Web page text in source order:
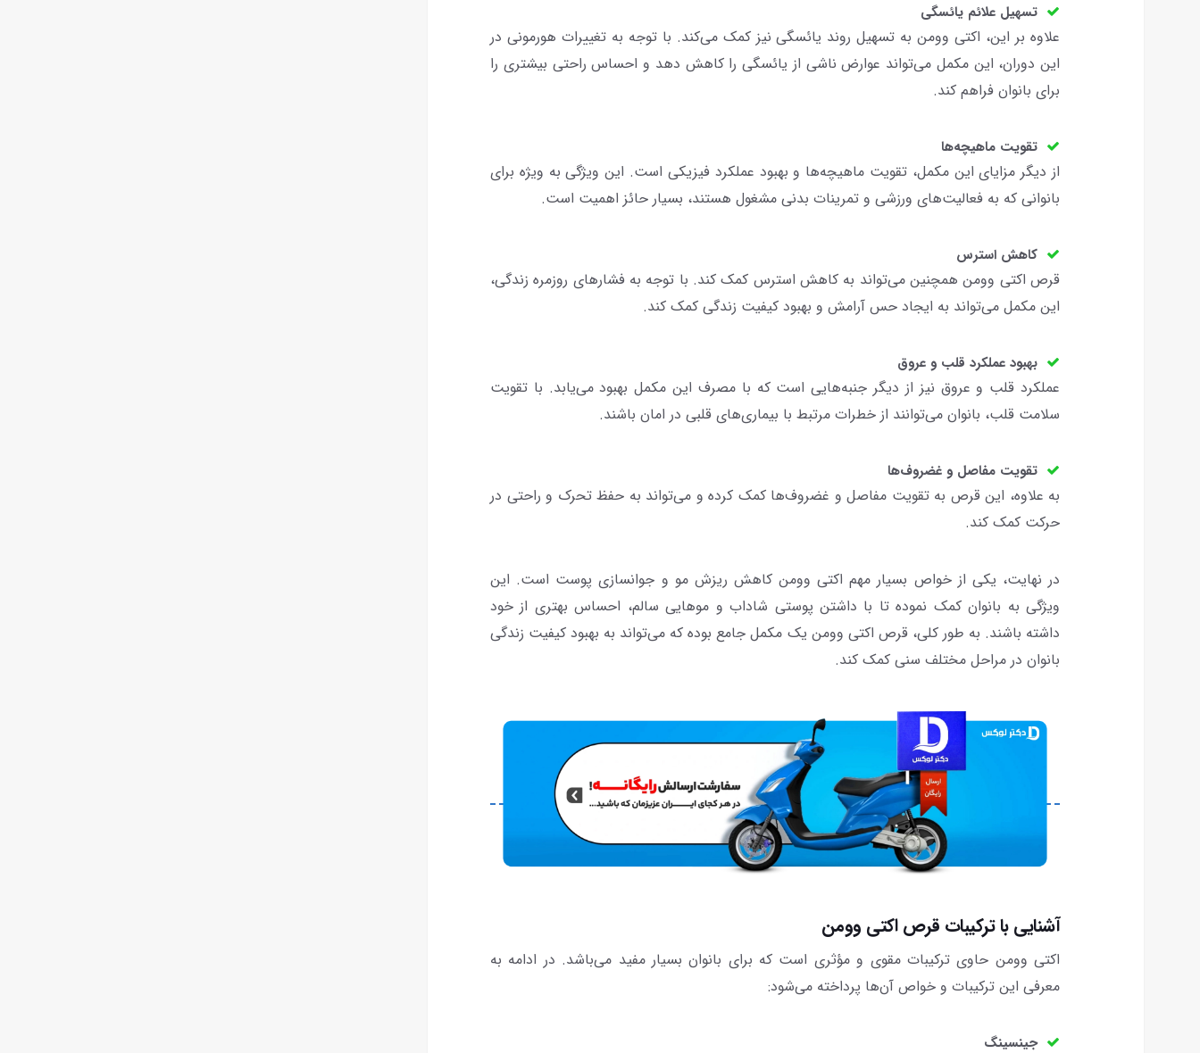
تسهیل علائم یائسگی
علاوه بر این، اکتی وومن به تسهیل روند یائسگی نیز کمک می‌کند. با توجه به تغییرات هورمونی در
این دوران، این مکمل می‌تواند عوارض ناشی از یائسگی را کاهش دهد و احساس راحتی بیشتری را
برای بانوان فراهم کند.
تقویت ماهیچه‌ها
از دیگر مزایای این مکمل، تقویت ماهیچه‌ها و بهبود عملکرد فیزیکی است. این ویژگی به ویژه برای
بانوانی که به فعالیت‌های ورزشی و تمرینات بدنی مشغول هستند، بسیار حائز اهمیت است.
کاهش استرس
قرص اکتی وومن همچنین می‌تواند به کاهش استرس کمک کند. با توجه به فشارهای روزمره زندگی،
این مکمل می‌تواند به ایجاد حس آرامش و بهبود کیفیت زندگی کمک کند.
بهبود عملکرد قلب و عروق
عملکرد قلب و عروق نیز از دیگر جنبه‌هایی است که با مصرف این مکمل بهبود می‌یابد. با تقویت
سلامت قلب، بانوان می‌توانند از خطرات مرتبط با بیماری‌های قلبی در امان باشند.
تقویت مفاصل و غضروف‌ها
به علاوه، این قرص به تقویت مفاصل و غضروف‌ها کمک کرده و می‌تواند به حفظ تحرک و راحتی در
حرکت کمک کند.
در نهایت، یکی از خواص بسیار مهم اکتی وومن کاهش ریزش مو و جوانسازی پوست است. این
ویژگی به بانوان کمک نموده تا با داشتن پوستی شاداب و موهایی سالم، احساس بهتری از خود
داشته باشند. به طور کلی، قرص اکتی وومن یک مکمل جامع بوده که می‌تواند به بهبود کیفیت زندگی
بانوان در مراحل مختلف سنی کمک کند.
آشنایی با ترکیبات قرص اکتی وومن
اکتی وومن حاوی ترکیبات مقوی و مؤثری است که برای بانوان بسیار مفید می‌باشد. در ادامه به
معرفی این ترکیبات و خواص آن‌ها پرداخته می‌شود:
جینسینگ